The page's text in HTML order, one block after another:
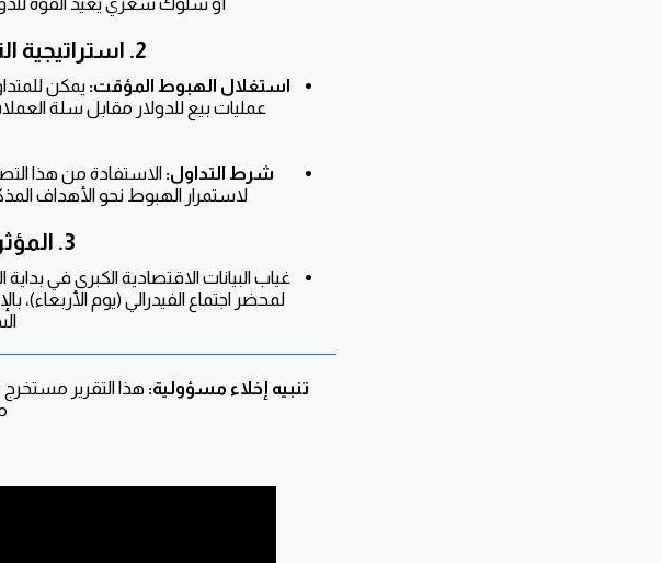
2. استراتيجية التداول اللحظية المرتبطة بالدولار
استغلال الهبوط المؤقت: يمكن
عمليات بيع للدولار مقابل سلة
شرط التداول: الاستفادة من هذا
لاستمرار الهبوط نحو الأهداف
3. المؤثرات الأساسية المنتظرة
غياب البيانات الاقتصادية الكبرى في
لمحضر اجتماع الفيدرالي (يوم
تنبيه إخلاء مسؤولية: هذا التقرير مستخرج